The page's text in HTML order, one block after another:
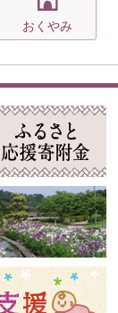
おくやみ